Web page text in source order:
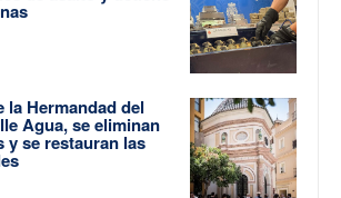
la Hermandad del
Agua, se eliminan
y se restauran las